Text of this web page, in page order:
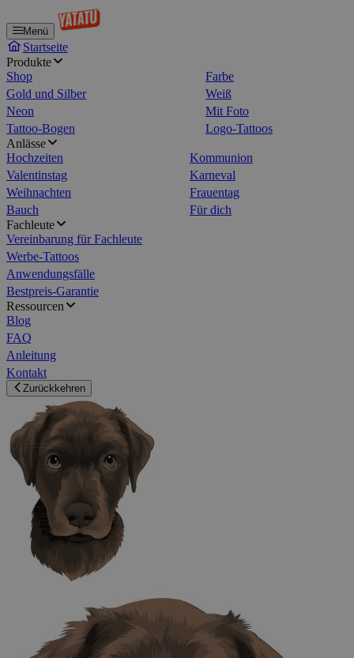
Menü
Startseite
Produkte
Shop
Farbe
Gold und Silber
Weiß
Neon
Mit Foto
Tattoo-Bogen
Logo-Tattoos
Anlässe
Hochzeiten
Kommunion
Valentinstag
Karneval
Weihnachten
Frauentag
Bauch
Für dich
Fachleute
Vereinbarung für Fachleute
Werbe-Tattoos
Anwendungsfälle
Bestpreis-Garantie
Ressourcen
Blog
FAQ
Anleitung
Kontakt
Zurückkehren